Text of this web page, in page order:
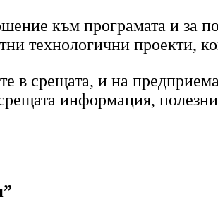
към програмата и за
технологични проекти,
в срещата, и на
информация,